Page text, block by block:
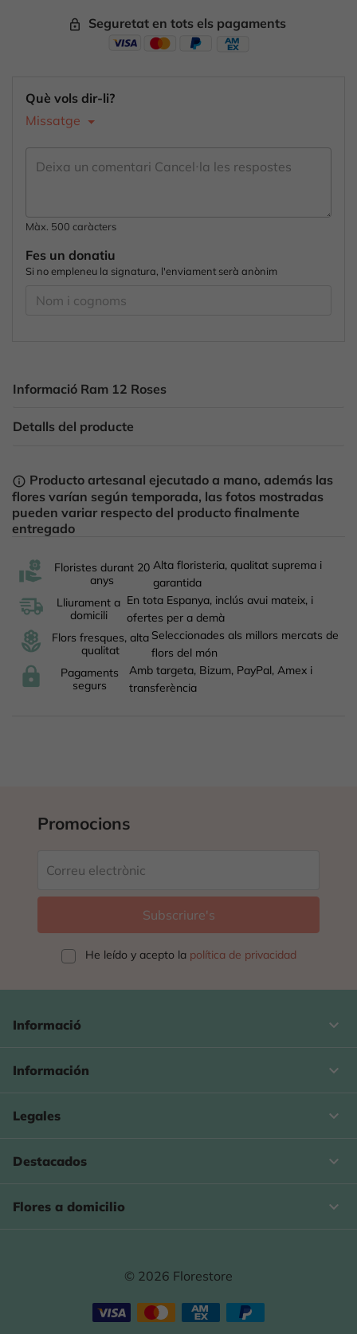
Què vols dir-li?
Missatge
Màx. 500 caràcters
Fes un donatiu
Si no empleneu la signatura, l'enviament serà anònim
Informació Ram 12 Roses
Detalls del producte
info_outline Producto artesanal ejecutado a mano, además las
flores varían según temporada, las fotos mostradas
pueden variar respecto del producto finalmente
entregado
lock_outline Seguretat en tots els pagaments
Floristes durant 20
anys
Alta floristeria, qualitat suprema i
garantida
Lliurament a
domicili
En tota Espanya, inclús avui mateix, i
ofertes per a demà
Flors fresques, alta
qualitat
Seleccionades als millors mercats de
flors del món
Pagaments
segurs
Amb targeta, Bizum, PayPal, Amex i
transferència
Promocions
He leído y acepto la política de privacidad
Informació keyboard_arrow_down
Información 
Legales 
Destacados 
Flores a domicilio 
© 2026 Florestore